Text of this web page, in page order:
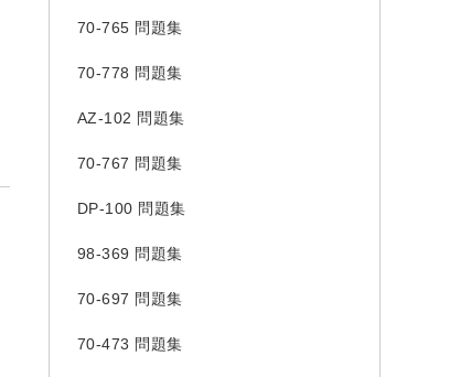
70-765 問題集
70-778 問題集
AZ-102 問題集
70-767 問題集
DP-100 問題集
98-369 問題集
70-697 問題集
70-473 問題集